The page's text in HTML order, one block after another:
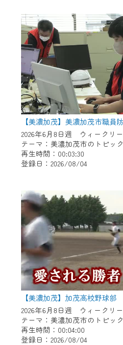
【美濃加茂】美濃加茂市職員
2026年6月8日週 ウィークリ
テーマ：美濃加茂市のトピッ
再生時間：00:03:30
登録日：2026/08/04
【美濃加茂】加茂高校野球部
2026年6月8日週 ウィークリ
テーマ：美濃加茂市のトピッ
再生時間：00:04:00
登録日：2026/08/04